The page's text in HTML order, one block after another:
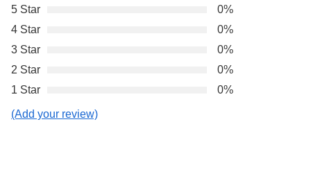
5 Star
0%
4 Star
0%
3 Star
0%
2 Star
0%
1 Star
0%
(Add your review)